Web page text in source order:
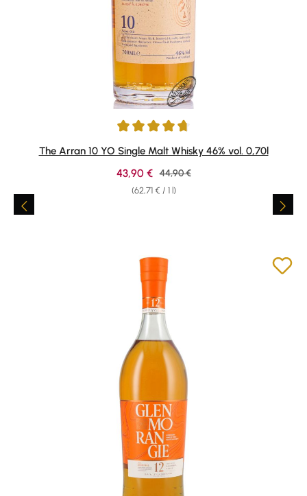
Average rating of 4.79 out of 5 stars
The Arran 10 YO Single Malt Whisky 46% vol. 0,70l
(62,71 € / 1 l)
Sale price:
43,90 € Regular price:
44,90 €